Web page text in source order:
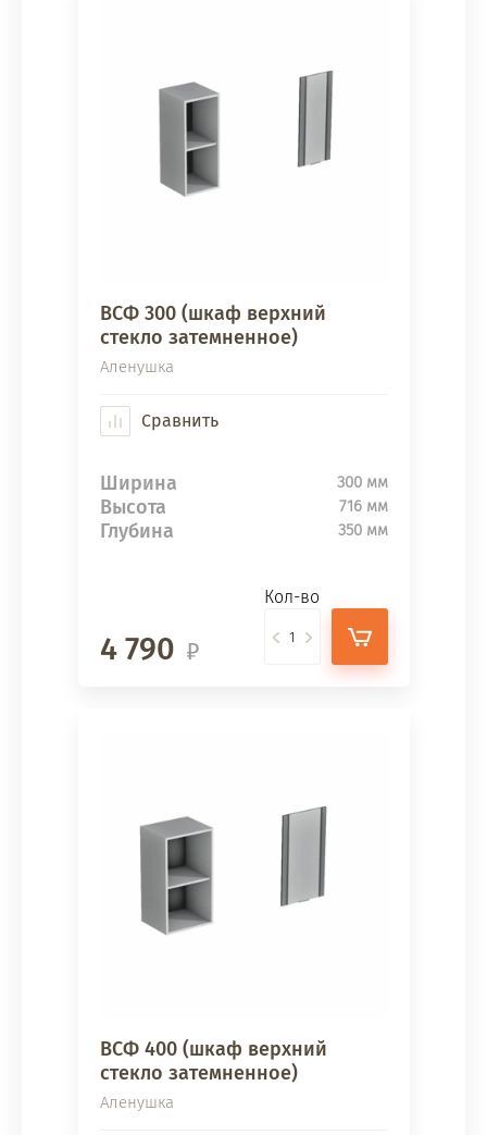
ВСФ 300 (шкаф верхний
стекло затемненное)
Аленушка
Сравнить
Ширина 300 мм
Высота 716 мм
Глубина 350 мм
4 790
Кол-во
ВСФ 400 (шкаф верхний
стекло затемненное)
Аленушка